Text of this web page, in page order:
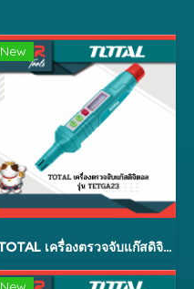
New
TOTAL เครื่องตรวจจับแก๊สดิจิตอล รุ่น TETGA23